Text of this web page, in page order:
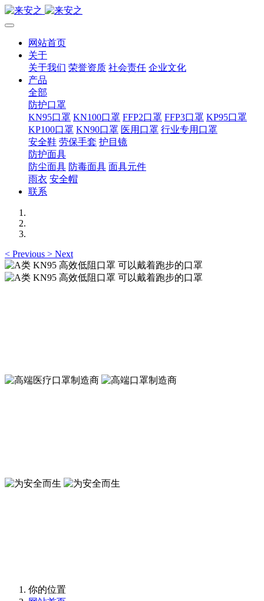
网站首页
关于
关于我们 荣誉资质 社会责任 企业文化
产品
全部
防护口罩
KN95口罩 KN100口罩 FFP2口罩 FFP3口罩 KP95口罩
KP100口罩 KN90口罩 医用口罩 行业专用口罩
安全鞋 劳保手套 护目镜
防护面具
防尘面具 防毒面具 面具元件
雨衣 安全帽
联系
< Previous > Next
你的位置